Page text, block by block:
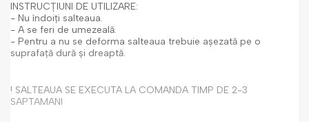
INSTRUCȚIUNI DE UTILIZARE:
- Nu îndoiți salteaua.
- A se feri de umezeală.
- Pentru a nu se deforma salteaua trebuie așezată pe o
suprafață dură și dreaptă.
! SALTEAUA SE EXECUTA LA COMANDA TIMP DE 2-3
SAPTAMANI